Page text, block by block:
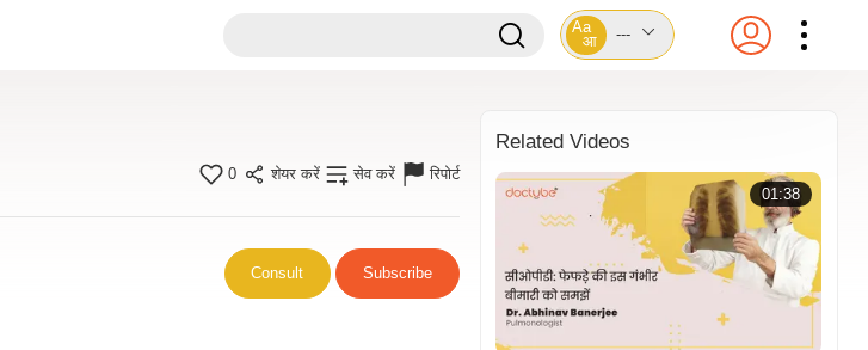
Aa
आ
---
0 शेयर करें सेव करें रिपोर्ट
Consult Subscribe
Related Videos
01:38